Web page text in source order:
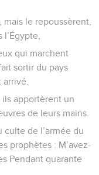
le repoussèrent,
qui marchent
sortir du pays
ils apportèrent un
de leurs mains.
culte de l’armée du
prophètes : M’avez-
Pendant quarante